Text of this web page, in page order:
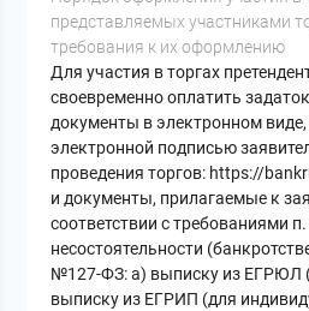
представляемых участниками
требования к их оформлению
Для участия в торгах
своевременно оплатить
документы в электронном
электронной подписью
проведения торгов: https://
и документы, прилагаемые к
соответствии с требованиями
несостоятельности
№127-ФЗ: а) выписку из ЕГРЮЛ
выписку из ЕГРИП (для